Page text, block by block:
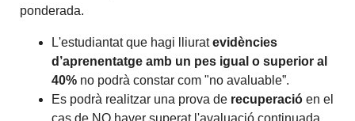
ponderada.
L'estudiantat que hagi lliuratevidències
d’aprenentatge amb un pes igual o superior al
40% no podrà constar com "no avaluable”.
Es podrà realitzar una prova de recuperació en el